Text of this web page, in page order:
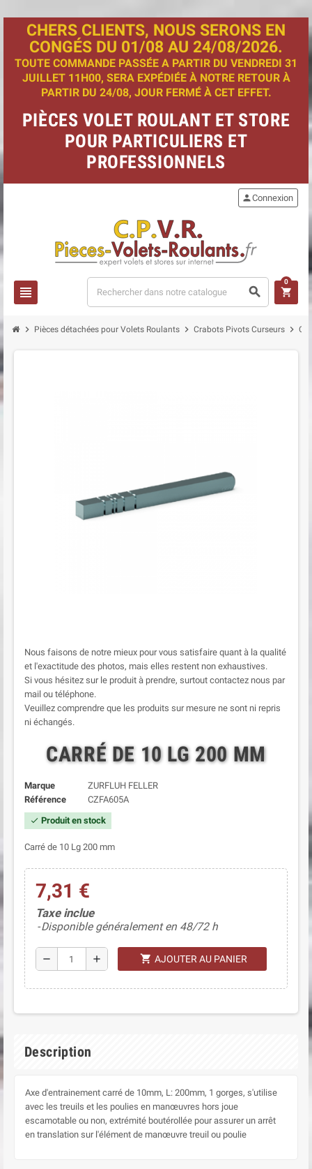
CHERS CLIENTS, NOUS SERONS EN
CONGÉS DU 01/08 AU 24/08/2026.
TOUTE COMMANDE PASSÉE A PARTIR DU VENDREDI 31
JUILLET 11H00, SERA EXPÉDIÉE À NOTRE RETOUR À
PARTIR DU 24/08, JOUR FERMÉ À CET EFFET.
PIÈCES VOLET ROULANT ET STORE
POUR PARTICULIERS ET
PROFESSIONNELS
view_headline search
personConnexion
shopping_cart
0
chevron_right Pièces détachées pour Volets Roulants chevron_right Crabots Pivots Curseurs chevron_right
Nous faisons de notre mieux pour vous satisfaire quant à la qualité
et l'exactitude des photos, mais elles restent non exhaustives.
Si vous hésitez sur le produit à prendre, surtout contactez nous par
mail ou téléphone.
Veuillez comprendre que les produits sur mesure ne sont ni repris
ni échangés.
CARRÉ DE 10 LG 200 MM
Marque
ZURFLUH FELLER
Référence
CZFA605A
check Produit en stock
Carré de 10 Lg 200 mm
7,31 €
Taxe inclue
Disponible généralement en 48/72 h
remove add shopping_cart AJOUTER AU PANIER
Description
Axe d'entrainement carré de 10mm, L: 200mm, 1 gorges, s'utilise
avec les treuils et les poulies en manœuvres hors joue
escamotable ou non, extrémité boutérollée pour assurer un arrêt
en translation sur l'élément de manœuvre treuil ou poulie